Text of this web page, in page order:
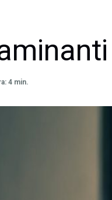
4 min.